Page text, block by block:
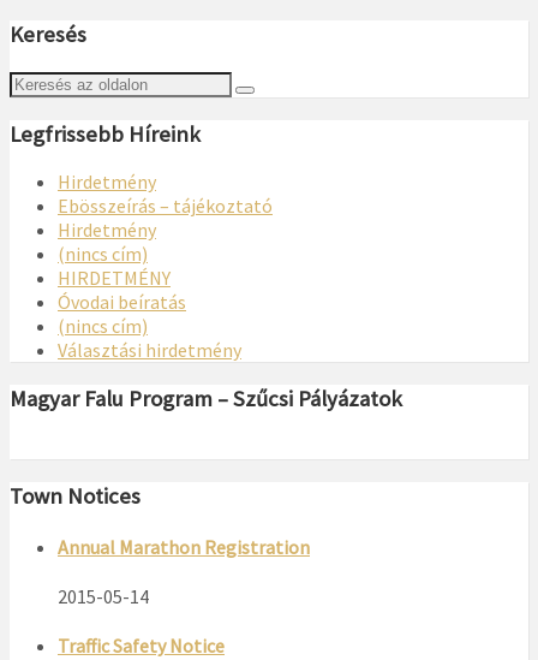
Keresés
Legfrissebb Híreink
Hirdetmény
Ebösszeírás – tájékoztató
Hirdetmény
(nincs cím)
HIRDETMÉNY
Óvodai beíratás
(nincs cím)
Választási hirdetmény
Magyar Falu Program – Szűcsi Pályázatok
Town Notices
Annual Marathon Registration
2015-05-14
Traffic Safety Notice